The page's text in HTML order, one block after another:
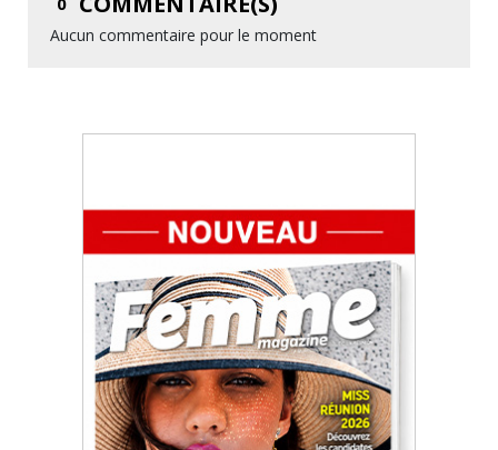
Aucun commentaire pour le moment